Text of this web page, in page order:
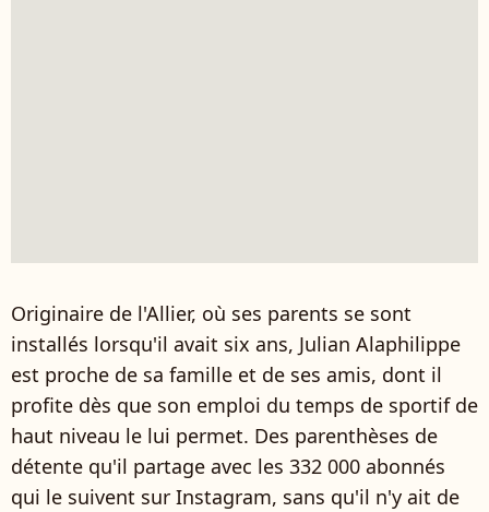
Originaire de l'Allier, où ses parents se sont
installés lorsqu'il avait six ans, Julian Alaphilippe
est proche de sa famille et de ses amis, dont il
profite dès que son emploi du temps de sportif de
haut niveau le lui permet. Des parenthèses de
détente qu'il partage avec les 332 000 abonnés
qui le suivent sur Instagram, sans qu'il n'y ait de